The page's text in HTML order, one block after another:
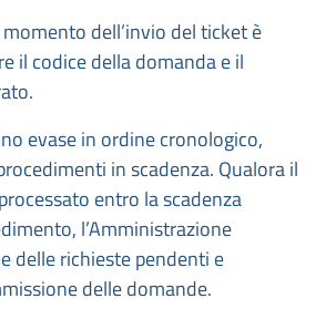
dell’invio del ticket è
il codice della domanda e il
evase in ordine cronologico,
in scadenza. Qualora il
entro la scadenza
l’Amministrazione
delle richieste pendenti e
delle domande.